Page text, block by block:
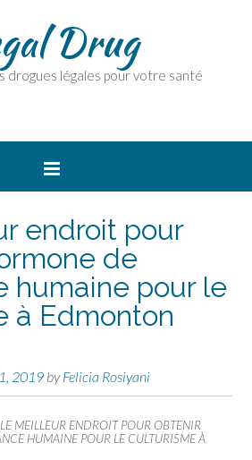
Drug
drogues légales pour votre santé
endroit pour
de
humaine pour le
à Edmonton
2019 byFelicia Rosiyani
LE MEILLEUR ENDROIT POUR OBTENIR
HUMAINE POUR LE CULTURISME À